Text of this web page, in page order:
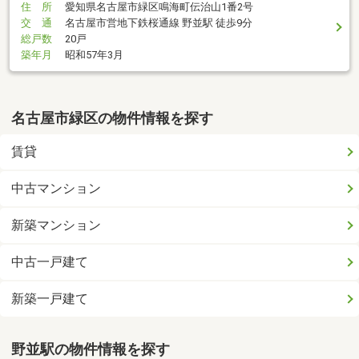
住 所
愛知県名古屋市緑区鳴海町伝治山1番2号
交 通
名古屋市営地下鉄桜通線 野並駅 徒歩9分
総戸数
20戸
築年月
昭和57年3月
名古屋市緑区の物件情報を探す
賃貸
中古マンション
新築マンション
中古一戸建て
新築一戸建て
野並駅の物件情報を探す